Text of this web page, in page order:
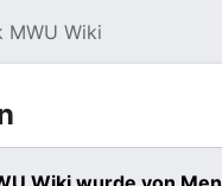
MWU Wiki